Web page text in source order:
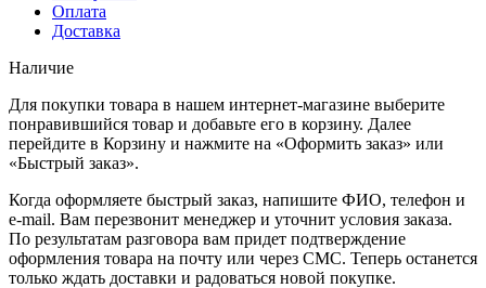
Оплата
Доставка
Наличие
Для покупки товара в нашем интернет-магазине выберите
понравившийся товар и добавьте его в корзину. Далее
перейдите в Корзину и нажмите на «Оформить заказ» или
«Быстрый заказ».
Когда оформляете быстрый заказ, напишите ФИО, телефон и
e-mail. Вам перезвонит менеджер и уточнит условия заказа.
По результатам разговора вам придет подтверждение
оформления товара на почту или через СМС. Теперь останется
только ждать доставки и радоваться новой покупке.